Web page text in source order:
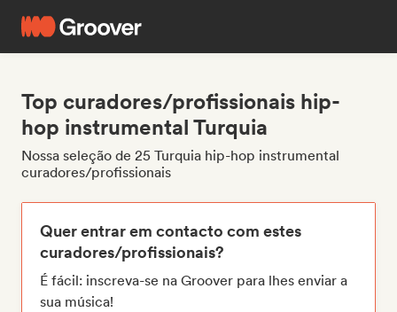
Top curadores/profissionais hip-
hop instrumental Turquia
Nossa seleção de 25 Turquia hip-hop instrumental
curadores/profissionais
Quer entrar em contacto com estes
curadores/profissionais?
É fácil: inscreva-se na Groover para lhes enviar a
sua música!